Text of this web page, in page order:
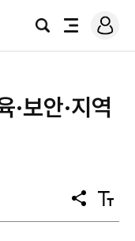
검
전
로
그
보안·지역
공
유
텍
스